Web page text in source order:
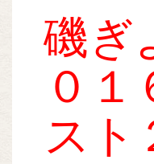
磯ぎ
０１
スト